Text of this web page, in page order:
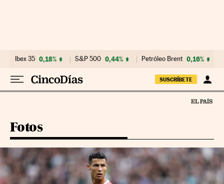
Ibex 35 0,18% S&P 500 0,44% Petróleo Brent 0,16%
SUSCRÍBETE
Fotos